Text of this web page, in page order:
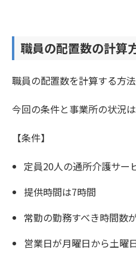
職員の配置数の計算
職員の配置数を計算する方
今回の条件と事業所の状況は
【条件】
定員20人の通所介護サー
提供時間は7時間
常勤の勤務すべき時間数
営業日が月曜日から土曜